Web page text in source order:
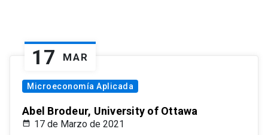
17 MAR
Microeconomía Aplicada
Abel Brodeur, University of Ottawa
17 de Marzo de 2021